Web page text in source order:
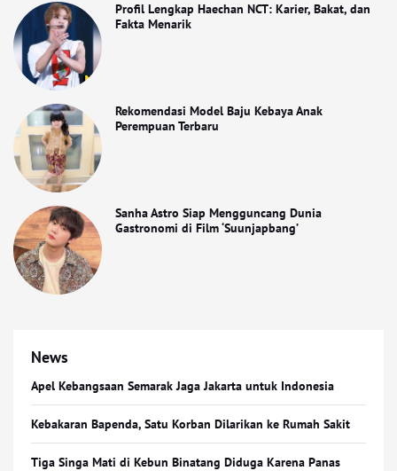
Profil Lengkap Haechan NCT: Karier, Bakat, dan
Fakta Menarik
Rekomendasi Model Baju Kebaya Anak
Perempuan Terbaru
Sanha Astro Siap Mengguncang Dunia
Gastronomi di Film ‘Suunjapbang’
News
Apel Kebangsaan Semarak Jaga Jakarta untuk Indonesia
Kebakaran Bapenda, Satu Korban Dilarikan ke Rumah Sakit
Tiga Singa Mati di Kebun Binatang Diduga Karena Panas